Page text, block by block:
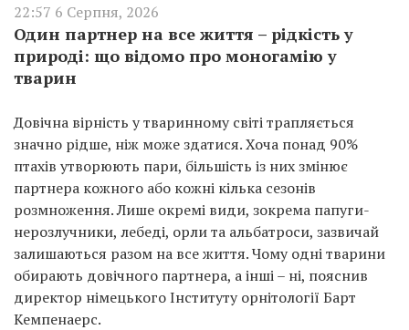
22:57 6 Серпня, 2026
Один партнер на все життя – рідкість у
природі: що відомо про моногамію у
тварин
Довічна вірність у тваринному світі трапляється
значно рідше, ніж може здатися. Хоча понад 90%
птахів утворюють пари, більшість із них змінює
партнера кожного або кожні кілька сезонів
розмноження. Лише окремі види, зокрема папуги-
нерозлучники, лебеді, орли та альбатроси, зазвичай
залишаються разом на все життя. Чому одні тварини
обирають довічного партнера, а інші – ні, пояснив
директор німецького Інституту орнітології Барт
Кемпенаерс.